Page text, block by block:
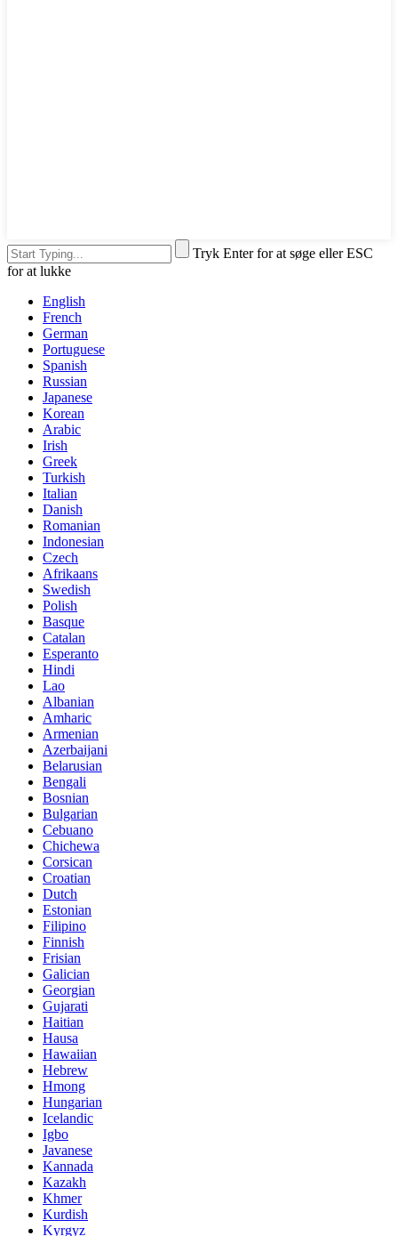
Tryk Enter for at søge eller ESC
for at lukke
English
French
German
Portuguese
Spanish
Russian
Japanese
Korean
Arabic
Irish
Greek
Turkish
Italian
Danish
Romanian
Indonesian
Czech
Afrikaans
Swedish
Polish
Basque
Catalan
Esperanto
Hindi
Lao
Albanian
Amharic
Armenian
Azerbaijani
Belarusian
Bengali
Bosnian
Bulgarian
Cebuano
Chichewa
Corsican
Croatian
Dutch
Estonian
Filipino
Finnish
Frisian
Galician
Georgian
Gujarati
Haitian
Hausa
Hawaiian
Hebrew
Hmong
Hungarian
Icelandic
Igbo
Javanese
Kannada
Kazakh
Khmer
Kurdish
Kyrgyz